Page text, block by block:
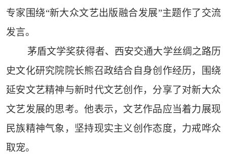
专家围绕“新大众文艺出版融合发展”主题作了交流
发言。
茅盾文学奖获得者、西安交通大学丝绸之路历
史文化研究院院长熊召政结合自身创作经历，围绕
延安文艺精神与新时代文艺创作，分享了对新大众
文艺发展的思考。他表示，文艺作品应当着力展现
民族精神气象，坚持现实主义创作态度，力戒哗众
取宠。